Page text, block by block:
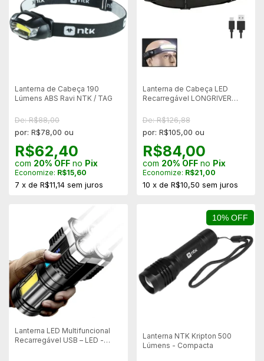
Lanterna de Cabeça 190
Lúmens ABS Ravi NTK / TAG
De: R$88,00
por: R$78,00 ou
R$62,40
com 20% OFF no Pix
Economize: R$15,60
7 x de R$11,14 sem juros
Lanterna de Cabeça LED
Recarregável LONGRIVER
De: R$126,88
por: R$105,00 ou
R$84,00
com 20% OFFno Pix
Economize: R$21,00
10 x de R$10,50 sem juros
Lanterna LED Multifuncional
Recarregável USB – LED -
10% OFF
Lanterna NTK Kripton 500
Lúmens - Compacta